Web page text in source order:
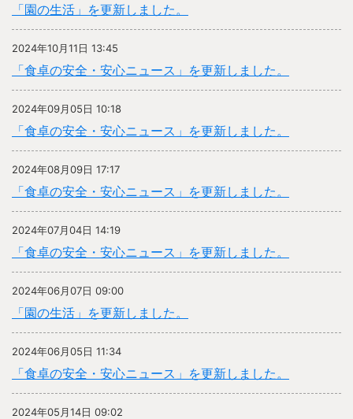
「園の生活」を更新しました。
2024年10月11日 13:45
「食卓の安全・安心ニュース」を更新しました。
2024年09月05日 10:18
「食卓の安全・安心ニュース」を更新しました。
2024年08月09日 17:17
「食卓の安全・安心ニュース」を更新しました。
2024年07月04日 14:19
「食卓の安全・安心ニュース」を更新しました。
2024年06月07日 09:00
「園の生活」を更新しました。
2024年06月05日 11:34
「食卓の安全・安心ニュース」を更新しました。
2024年05月14日 09:02